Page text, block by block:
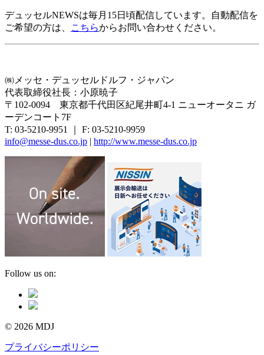
デュッセルNEWSは毎月15日頃配信しています。自動配信を
ご希望の方は、
こちらからお問い合わせください。
㈱メッセ・デュッセルドルフ・ジャパン
代表取締役社長：小原暁子
〒102-0094 東京都千代田区紀尾井町4-1 ニューオータニ ガ
ーデンコート7F
T: 03-5210-9951 ｜ F: 03-5210-9959
info@messe-dus.co.jp | http://www.messe-dus.co.jp
Follow us on:
© 2026 MDJ
プライバシーポリシー